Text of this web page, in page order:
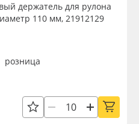
держатель для рулона
110 мм, 21912129
розница